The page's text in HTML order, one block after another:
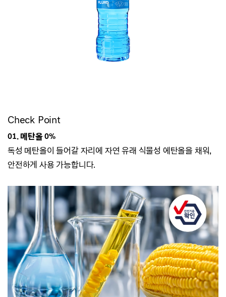
Check Point
01. 메탄올 0%
독성 메탄올이 들어갈 자리에 자연 유래 식물성 에탄올을 채워,
안전하게 사용 가능합니다.